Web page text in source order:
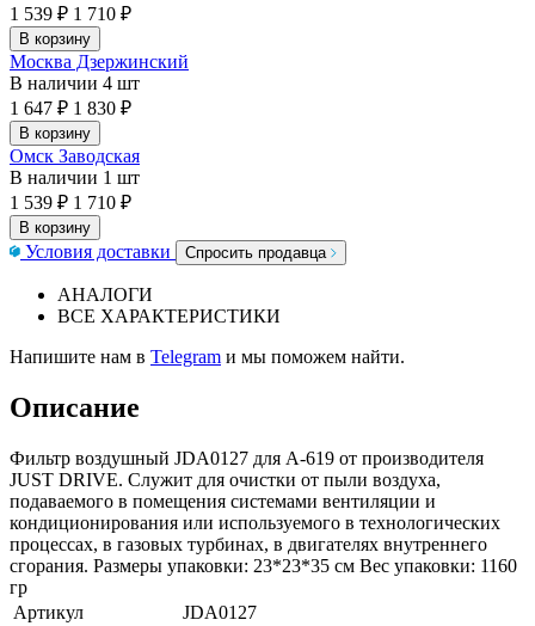
1 539 ₽ 1 710 ₽
В корзину
Москва Дзержинский
В наличии 4 шт
1 647 ₽ 1 830 ₽
В корзину
Омск Заводская
В наличии 1 шт
1 539 ₽ 1 710 ₽
В корзину
Условия доставки Спросить продавца
АНАЛОГИ
ВСЕ ХАРАКТЕРИСТИКИ
Напишите нам в Telegram и мы поможем найти.
Описание
Фильтр воздушный JDA0127 для A-619 от производителя
JUST DRIVE. Служит для очистки от пыли воздуха,
подаваемого в помещения системами вентиляции и
кондиционирования или используемого в технологических
процессах, в газовых турбинах, в двигателях внутреннего
сгорания. Размеры упаковки: 23*23*35 см Вес упаковки: 1160
гр
Артикул
JDA0127